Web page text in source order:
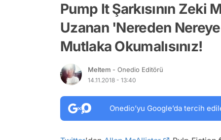
Pump It Şarkısının Zeki
Uzanan 'Nereden
Mutlaka Okumalısınız!
Meltem - Onedio Editörü
14.11.2018 - 13:40
Onedio’yu Google’da tercih